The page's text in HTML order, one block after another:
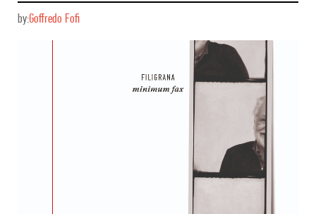
by:Goffredo Fofi